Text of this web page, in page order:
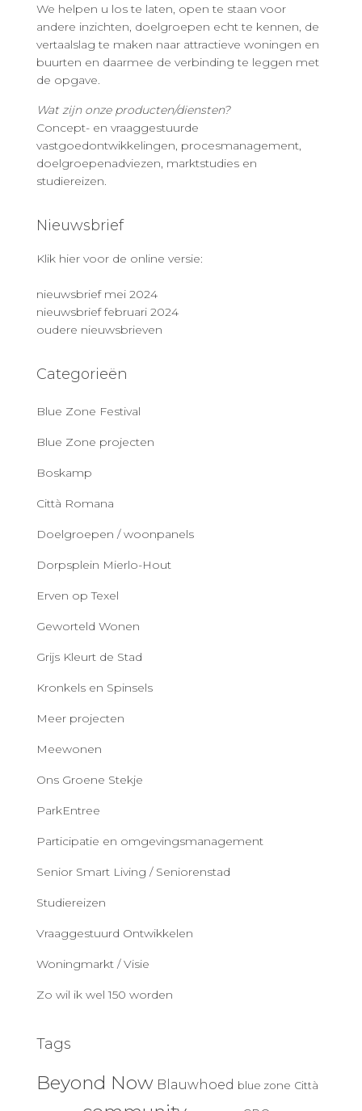
We helpen u los te laten, open te staan voor
andere inzichten, doelgroepen echt te kennen, de
vertaalslag te maken naar attractieve woningen en
buurten en daarmee de verbinding te leggen met
de opgave.
Wat zijn onze producten/diensten?
Concept- en vraaggestuurde
vastgoedontwikkelingen, procesmanagement,
doelgroepenadviezen, marktstudies en
studiereizen.
Nieuwsbrief
Klik hier voor de online versie:
nieuwsbrief mei 2024
nieuwsbrief februari 2024
oudere nieuwsbrieven
Categorieën
Blue Zone Festival
Blue Zone projecten
Boskamp
Città Romana
Doelgroepen / woonpanels
Dorpsplein Mierlo-Hout
Erven op Texel
Geworteld Wonen
Grijs Kleurt de Stad
Kronkels en Spinsels
Meer projecten
Meewonen
Ons Groene Stekje
ParkEntree
Participatie en omgevingsmanagement
Senior Smart Living / Seniorenstad
Studiereizen
Vraaggestuurd Ontwikkelen
Woningmarkt / Visie
Zo wil ik wel 150 worden
Tags
Beyond Now Blauwhoed blue zone Città